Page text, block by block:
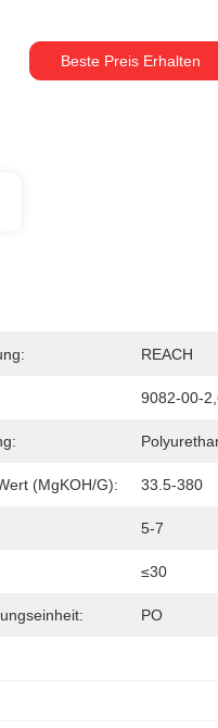
Beste Preis Erhalten
REACH
9082-00-
(mgKOH/g): 33.5-380
5-7
≤30
PO